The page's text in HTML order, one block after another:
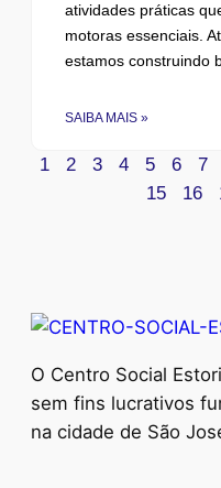
atividades práticas
motoras essenciais.
estamos construindo
SAIBA MAIS »
1 2 3 4 5 6 7
15
16
O Centro Social
sem fins lucrativos
na cidade de São